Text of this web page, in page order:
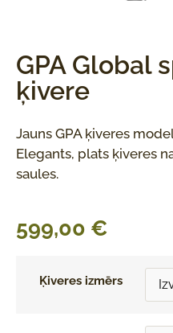
GPA Global
ķivere
Jauns GPA ķiveres
Elegants, plats ķiveres
saules.
599,00 €
Ķiveres izmērs